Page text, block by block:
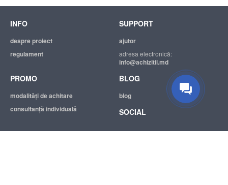
INFO
despre proiect
regulament
SUPPORT
ajutor
adresa electronică:
info@achizitii.md
PROMO
modalităţi de achitare
consultanță individuală
BLOG
blog
SOCIAL